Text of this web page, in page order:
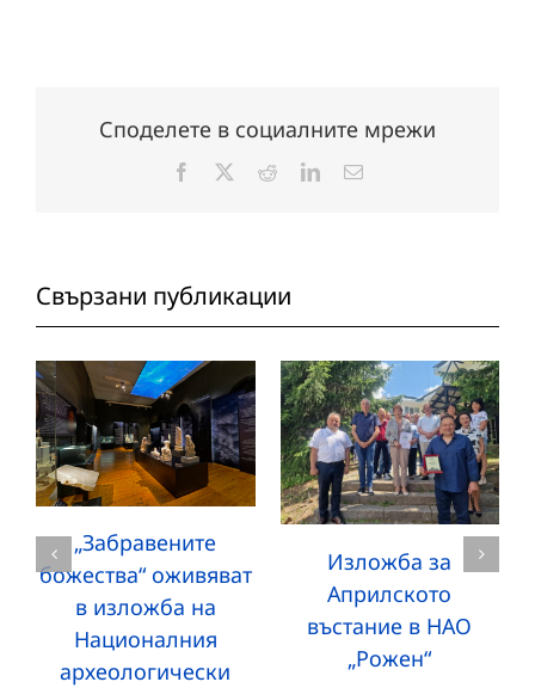
Споделете в социалните мрежи
Facebook RedditLinkedInЕлектронна
Свързани публикации
„Забравените
божества“ оживяват
в изложба на
Националния
археологически
Изложба за
Априлското
въстание в НАО
„Рожен“